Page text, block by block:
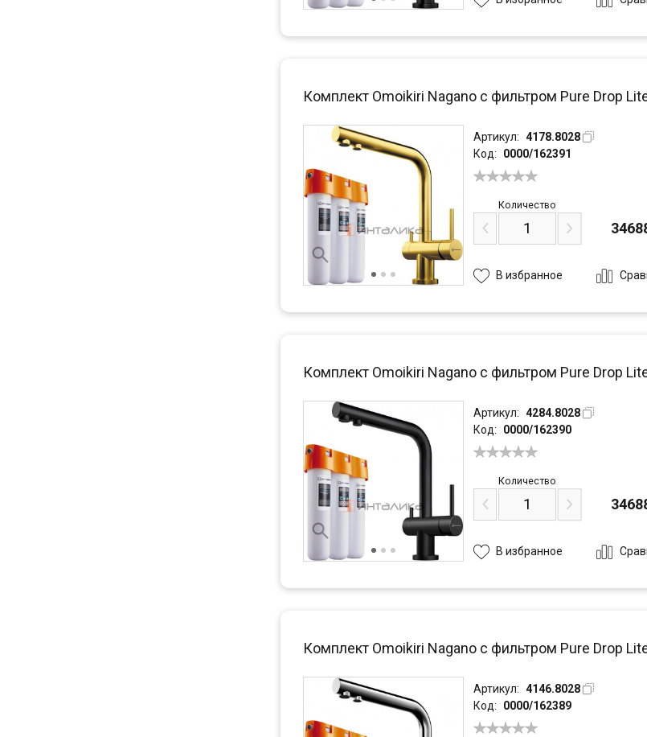
Комплект Omoikiri Nagano с фильтром Pure Drop
Артикул: 4178.8028
Код:
0000/162391
Количество
В избранное
Комплект Omoikiri Nagano с фильтром Pure Drop
Артикул: 4284.8028
Код:
0000/162390
Количество
В избранное
Комплект Omoikiri Nagano с фильтром Pure Drop
Артикул: 4146.8028
Код:
0000/162389